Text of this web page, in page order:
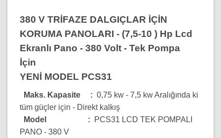
380 V TRİFAZE DALGIÇLAR İÇİN
KORUMA PANOLARI - (7,5-10 ) Hp Lcd
Ekranlı Pano - 380 Volt - Tek Pompa
İçin
YENİ MODEL PCS31
Maks. Kapasite : 0,75 kw - 7,5 kw Aralığında ki
tüm güçler için - Direkt kalkış
Model :
PCS31 LCD TEK POMPALI
PANO - 380 V